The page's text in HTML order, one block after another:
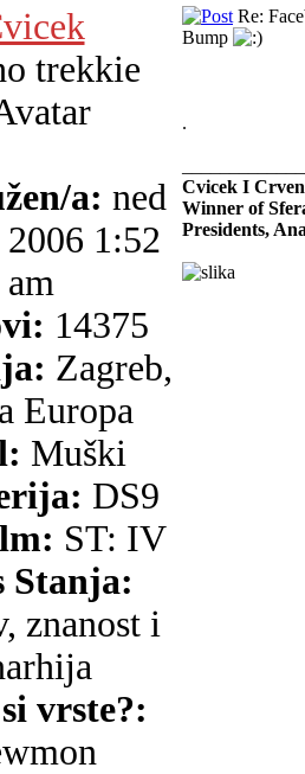
trekkie
a: ned
1:52
am
14375
Zagreb,
Europa
Muški
DS9
ST: IV
Stanja:
znanost i
vrste?:
Re:
Bump
.
Cvicek I
Winner of
Presidents,